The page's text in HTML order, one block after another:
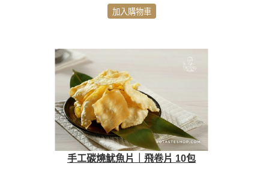
加入購物車
手工碳燒魷魚片｜飛卷片 10包